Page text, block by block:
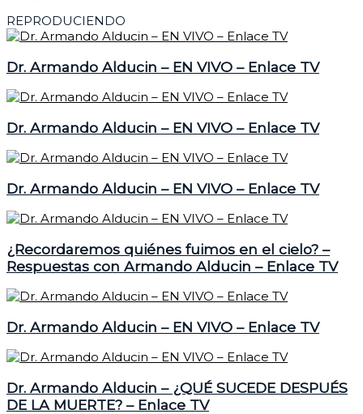
REPRODUCIENDO
Dr. Armando Alducin – EN VIVO – Enlace TV
Dr. Armando Alducin – EN VIVO – Enlace TV
Dr. Armando Alducin – EN VIVO – Enlace TV
¿Recordaremos quiénes fuimos en el cielo? –
Respuestas con Armando Alducin – Enlace TV
Dr. Armando Alducin – EN VIVO – Enlace TV
Dr. Armando Alducin – ¿QUÉ SUCEDE DESPUÉS
DE LA MUERTE? – Enlace TV